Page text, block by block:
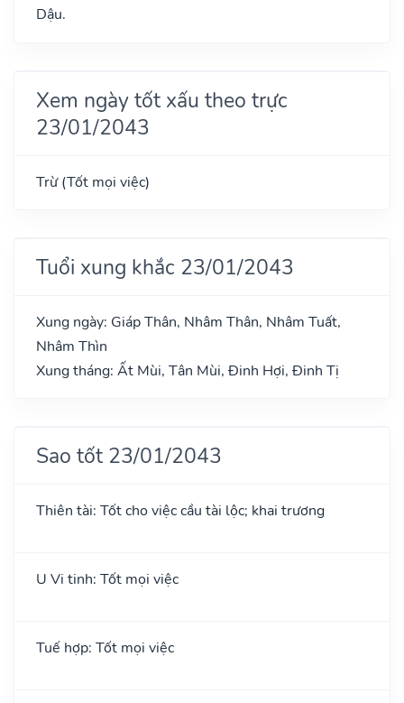
Dậu.
Xem ngày tốt xấu theo trực
23/01/2043
Trừ (Tốt mọi việc)
Tuổi xung khắc 23/01/2043
Xung ngày: Giáp Thân, Nhâm Thân, Nhâm Tuất,
Nhâm Thìn
Xung tháng: Ất Mùi, Tân Mùi, Đinh Hợi, Đinh Tị
Sao tốt 23/01/2043
Thiên tài: Tốt cho việc cầu tài lộc; khai trương
U Vi tinh: Tốt mọi việc
Tuế hợp: Tốt mọi việc